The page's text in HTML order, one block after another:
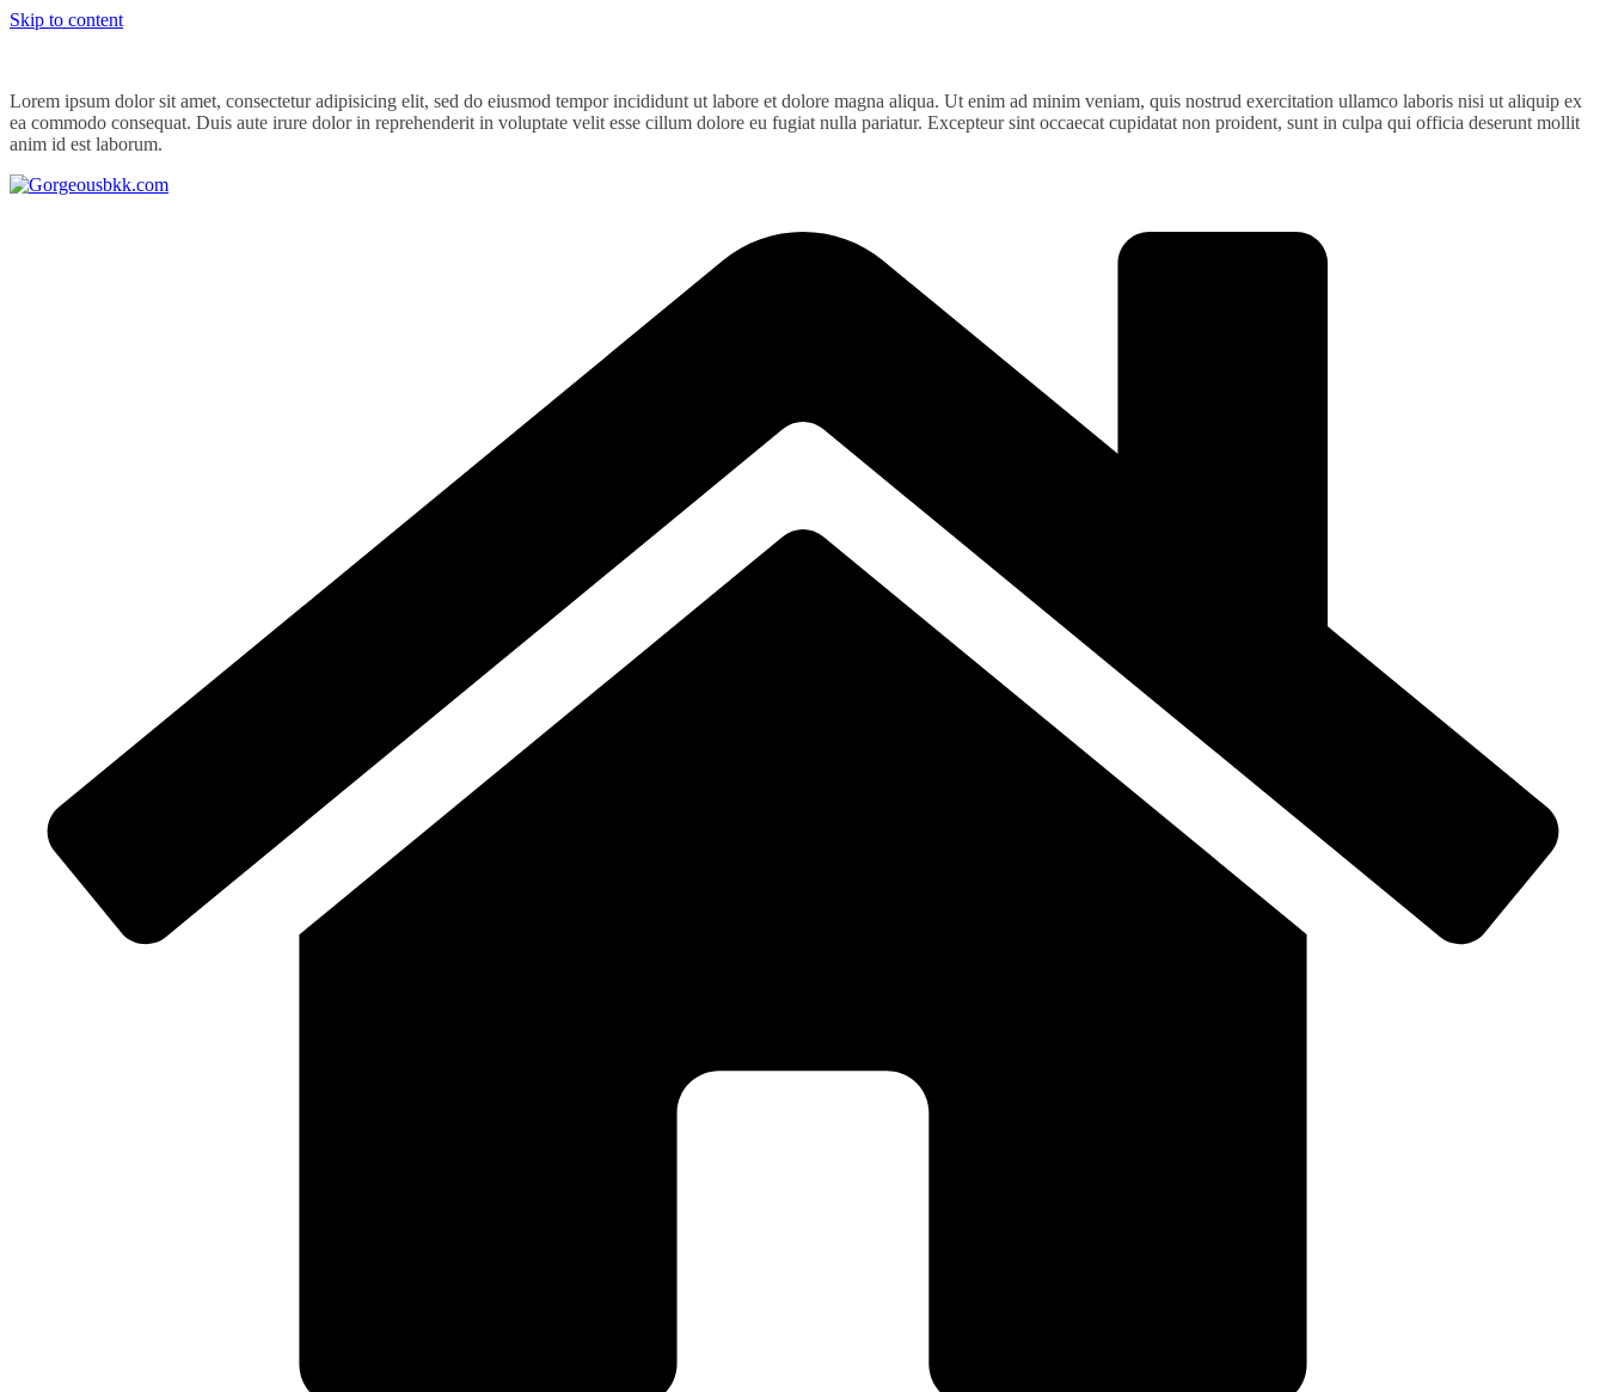
Skip to content
Lorem ipsum dolor sit amet, consectetur adipisicing elit, sed do eiusmod tempor incididunt ut labore et dolore magna aliqua. Ut enim ad minim veniam, quis nostrud exercitation ullamco laboris nisi ut aliquip ex
ea commodo consequat. Duis aute irure dolor in reprehenderit in voluptate velit esse cillum dolore eu fugiat nulla pariatur. Excepteur sint occaecat cupidatat non proident, sunt in culpa qui officia deserunt mollit
anim id est laborum.